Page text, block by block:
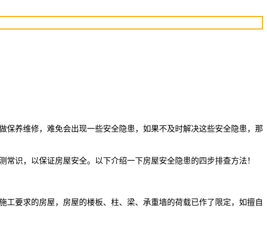
养维修，难免会出现一些安全隐患，如果不及时解决这些安全隐患，那
识，以保证房屋安全。以下介绍一下房屋安全隐患的四步排查方法！
要求的房屋，房屋的楼板、柱、梁、承重墙的荷载已作了限定，如擅自